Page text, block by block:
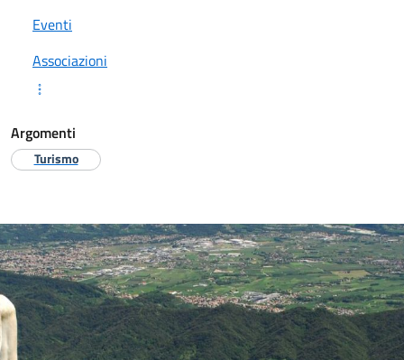
Eventi
Associazioni
Argomenti
Turismo